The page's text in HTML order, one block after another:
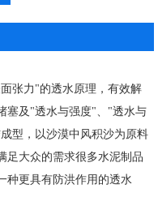
张力"的透水原理，有效解
塞及"透水与强度"、"透水与
型，以沙漠中风积沙为原料
足大众的需求很多水泥制品
种更具有防洪作用的透水